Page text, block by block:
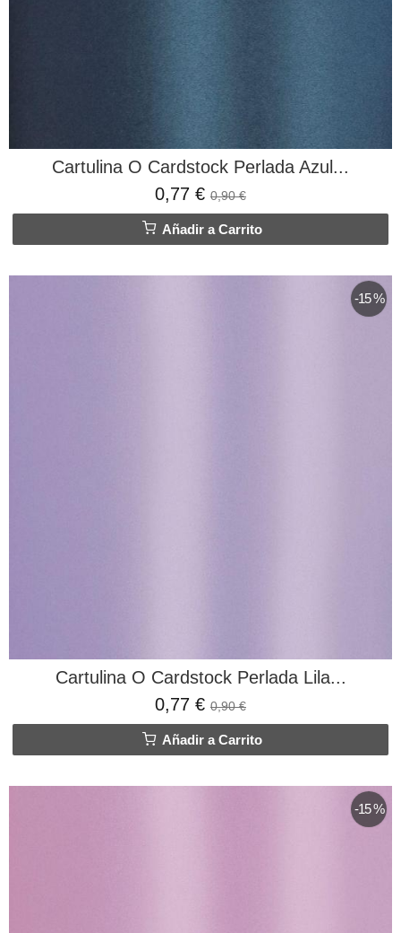
Cartulina O Cardstock Perlada Azul...
0,77 € 0,90 €
Añadir a Carrito
-15 %
Cartulina O Cardstock Perlada Lila...
0,77 € 0,90 €
Añadir a Carrito
-15 %